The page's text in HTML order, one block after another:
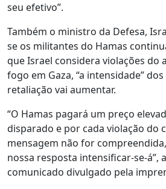
seu efetivo”.
Também o ministro da Defesa,
se os militantes do Hamas
que Israel considera violações do
fogo em Gaza, “a intensidade”
retaliação vai aumentar.
“O Hamas pagará um preço
disparado e por cada violação do
mensagem não for
nossa resposta intensificar-se-á”,
comunicado divulgado pela